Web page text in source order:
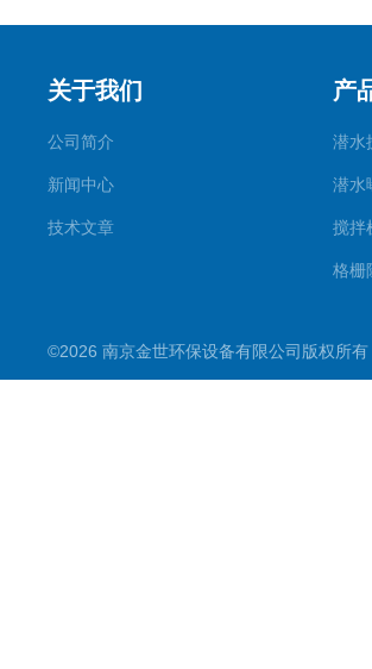
关于我们
公司简介
新闻中心
技术文章
产
潜水
潜水
搅拌
格栅
污水
©2026 南京金世环保设备有限公司版权